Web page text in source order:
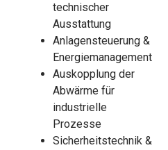
technischer
Ausstattung
Anlagensteuerung &
Energiemanagement
Auskopplung der
Abwärme für
industrielle
Prozesse
Sicherheitstechnik &